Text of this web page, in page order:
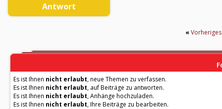
Antwort
«
Es ist Ihnen nicht erlaubt, neue Themen zu verfassen.
Es ist Ihnen nicht erlaubt, auf Beiträge zu antworten.
Es ist Ihnen nicht erlaubt, Anhänge hochzuladen.
Es ist Ihnen nicht erlaubt, Ihre Beiträge zu bearbeiten.